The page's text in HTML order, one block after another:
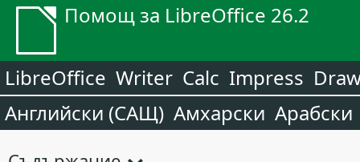
Помощ за LibreOffice 26.2
LibreOffice Writer Calc Impress
Английски (САЩ) Амхарски Арабски